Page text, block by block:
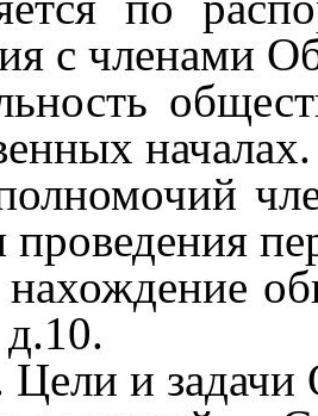
с членами
началах.
проведения
Цели и задачи